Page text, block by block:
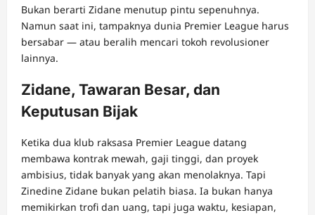
Bukan berarti Zidane menutup pintu sepenuhnya.
Namun saat ini, tampaknya dunia Premier League harus
bersabar — atau beralih mencari tokoh revolusioner
lainnya.
Zidane, Tawaran Besar, dan
Keputusan Bijak
Ketika dua klub raksasa Premier League datang
membawa kontrak mewah, gaji tinggi, dan proyek
ambisius, tidak banyak yang akan menolaknya. Tapi
Zinedine Zidane bukan pelatih biasa. Ia bukan hanya
memikirkan trofi dan uang, tapi juga waktu, kesiapan,